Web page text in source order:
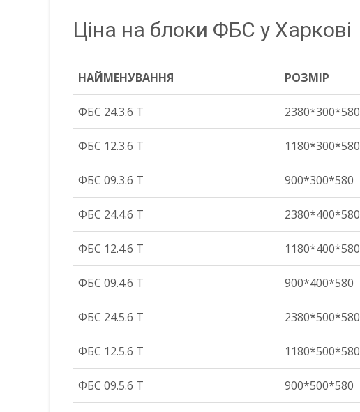
Ціна на блоки ФБС у Харкові
НАЙМЕНУВАННЯ РОЗМІР
НАЙМЕНУВАННЯ
РОЗМІР
ФБС 24.3.6 Т 2380*300*580
ФБС 12.3.6 Т 1180*300*580
ФБС 09.3.6 Т 900*300*580
ФБС 24.4.6 Т 2380*400*580
ФБС 12.4.6 Т 1180*400*580
ФБС 09.4.6 Т 900*400*580
ФБС 24.5.6 Т 2380*500*580
ФБС 12.5.6 Т 1180*500*580
ФБС 09.5.6 Т 900*500*580